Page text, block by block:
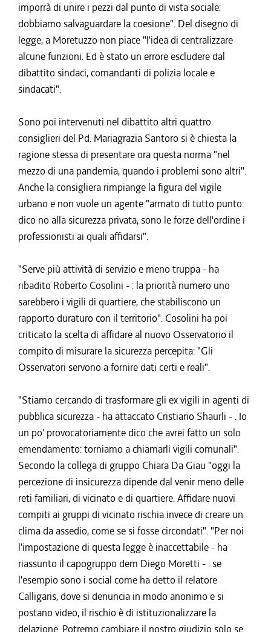
imporrà di unire i pezzi dal punto di vista sociale:
dobbiamo salvaguardare la coesione". Del disegno di
legge, a Moretuzzo non piace "l'idea di centralizzare
alcune funzioni. Ed è stato un errore escludere dal
dibattito sindaci, comandanti di polizia locale e
sindacati".
Sono poi intervenuti nel dibattito altri quattro
consiglieri del Pd. Mariagrazia Santoro si è chiesta la
ragione stessa di presentare ora questa norma "nel
mezzo di una pandemia, quando i problemi sono altri".
Anche la consigliera rimpiange la figura del vigile
urbano e non vuole un agente "armato di tutto punto:
dico no alla sicurezza privata, sono le forze dell'ordine i
professionisti ai quali affidarsi".
"Serve più attività di servizio e meno truppa - ha
ribadito Roberto Cosolini - : la priorità numero uno
sarebbero i vigili di quartiere, che stabiliscono un
rapporto duraturo con il territorio". Cosolini ha poi
criticato la scelta di affidare al nuovo Osservatorio il
compito di misurare la sicurezza percepita: "Gli
Osservatori servono a fornire dati certi e reali".
"Stiamo cercando di trasformare gli ex vigili in agenti di
pubblica sicurezza - ha attaccato Cristiano Shaurli - . Io
un po' provocatoriamente dico che avrei fatto un solo
emendamento: torniamo a chiamarli vigili comunali".
Secondo la collega di gruppo Chiara Da Giau "oggi la
percezione di insicurezza dipende dal venir meno delle
reti familiari, di vicinato e di quartiere. Affidare nuovi
compiti ai gruppi di vicinato rischia invece di creare un
clima da assedio, come se si fosse circondati". "Per noi
l'impostazione di questa legge è inaccettabile - ha
riassunto il capogruppo dem Diego Moretti - : se
l'esempio sono i social come ha detto il relatore
Calligaris, dove si denuncia in modo anonimo e si
postano video, il rischio è di istituzionalizzare la
delazione. Potremo cambiare il nostro giudizio solo se